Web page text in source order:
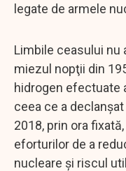
legate de armele
Limbile ceasului nu
miezul nopţii din
hidrogen efectuate
ceea ce a
2018, prin ora
eforturilor de a
nucleare şi riscul